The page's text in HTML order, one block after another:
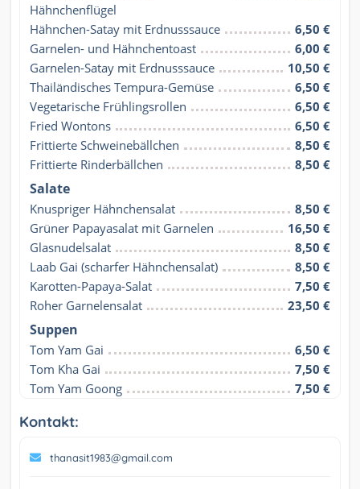
Hähnchenflügel
Hähnchen-Satay mit Erdnusssauce
6,50 €
Garnelen- und Hähnchentoast
6,00 €
Garnelen-Satay mit Erdnusssauce
10,50 €
Thailändisches Tempura-Gemüse
6,50 €
Vegetarische Frühlingsrollen
6,50 €
Fried Wontons
6,50 €
Frittierte Schweinebällchen
8,50 €
Frittierte Rinderbällchen
8,50 €
Salate
Knuspriger Hähnchensalat
8,50 €
Grüner Papayasalat mit Garnelen
16,50 €
Glasnudelsalat
8,50 €
Laab Gai (scharfer Hähnchensalat)
8,50 €
Karotten-Papaya-Salat
7,50 €
Roher Garnelensalat
23,50 €
Suppen
Tom Yam Gai
6,50 €
Tom Kha Gai
7,50 €
Tom Yam Goong
7,50 €
Kontakt:
thanasit1983@gmail.com